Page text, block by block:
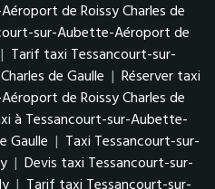
de Roissy Charles de
sur-Aubette-Aéroport de
| Tarif taxi Tessancourt-sur-
de Gaulle | Réserver taxi
de Roissy Charles de
à Tessancourt-sur-Aubette-
Gaulle | Taxi Tessancourt-sur-
| Devis taxi Tessancourt-sur-